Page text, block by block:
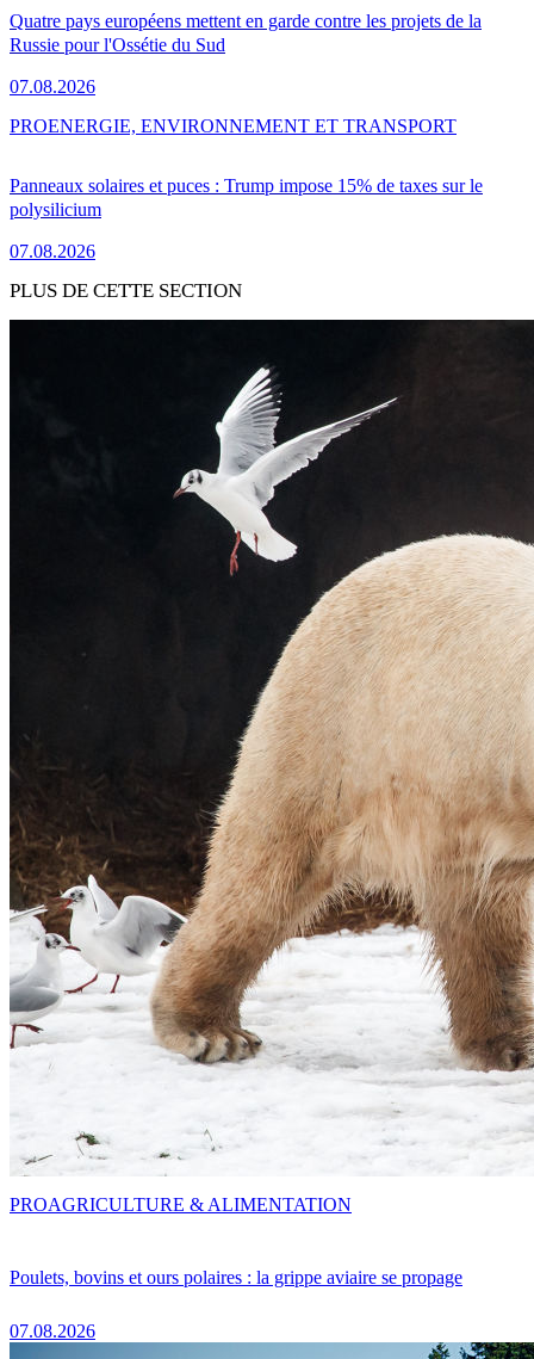
Quatre pays européens mettent en garde contre les projets de la
Russie pour l'Ossétie du Sud
07.08.2026
Panneaux solaires et puces : Trump impose 15% de taxes sur le
polysilicium
07.08.2026
PROENERGIE, ENVIRONNEMENT ET TRANSPORT
PLUS DE CETTE SECTION
Poulets, bovins et ours polaires : la grippe aviaire se propage
07.08.2026
PROAGRICULTURE & ALIMENTATION